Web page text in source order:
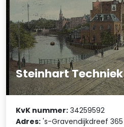
Steinhart Techniek
KvK nummer: 34259592
Adres: 's-Gravendijkdreef 365